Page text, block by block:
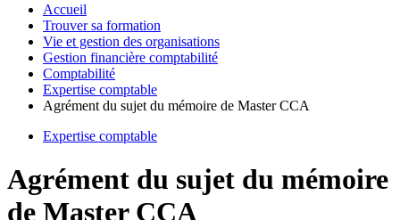
Accueil
Trouver sa formation
Vie et gestion des organisations
Gestion financière comptabilité
Comptabilité
Expertise comptable
Agrément du sujet du mémoire de Master CCA
Expertise comptable
Agrément du sujet du mémoire
de Master CCA